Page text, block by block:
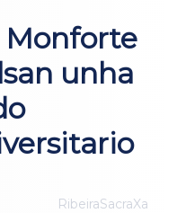
Monforte
unha
RibeiraSacraXa